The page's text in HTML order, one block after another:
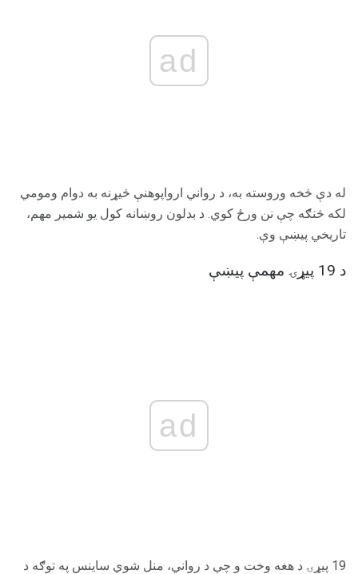
ad
له دې څخه وروسته به، د رواني ارواپوهنې څیړنه به دوام ومومي
لکه څنګه چې نن ورځ کوي. د بدلون روښانه کول یو شمیر مهم،
تاریخي پیښې وې.
د 19 پیړۍ مهمې پیښې
ad
19 پیړۍ د هغه وخت و چې د رواني، منل شوي ساینس په توګه د